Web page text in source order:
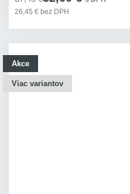
26,45 € bez DPH
Akce
Viac variantov